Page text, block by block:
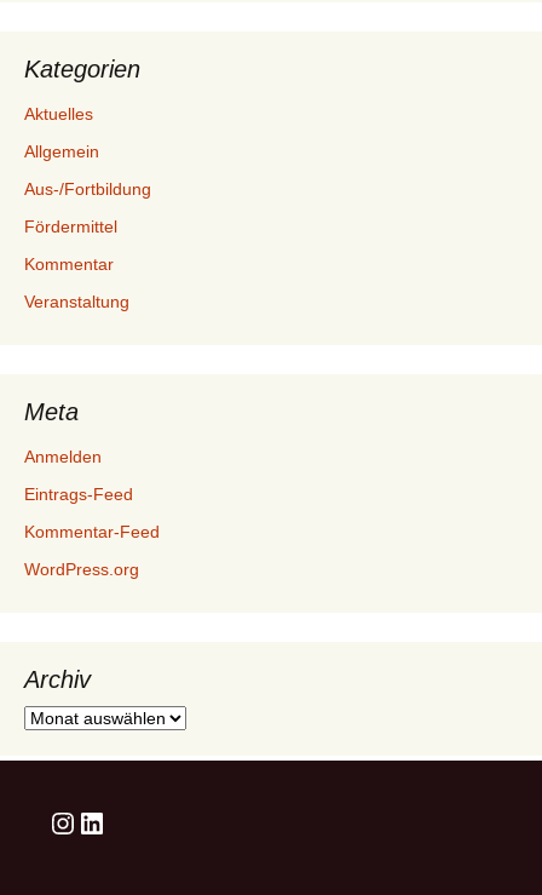
Kategorien
Aktuelles
Allgemein
Aus-/Fortbildung
Fördermittel
Kommentar
Veranstaltung
Meta
Anmelden
Eintrags-Feed
Kommentar-Feed
WordPress.org
Archiv
Archiv
Instagram
LinkedIn